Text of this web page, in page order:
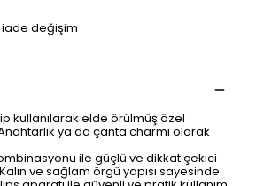
iade değişim
kullanılarak elde örülmüş özel
ya da çanta charmı olarak
ile güçlü ve dikkat çekici
ve sağlam örgü yapısı sayesinde